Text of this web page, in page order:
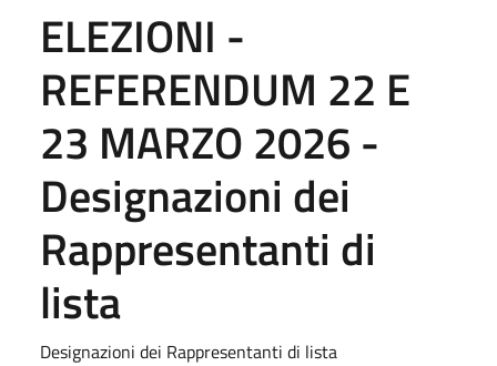
ELEZIONI -
REFERENDUM 22 E
23 MARZO 2026 -
Designazioni dei
Rappresentanti di
lista
Designazioni dei Rappresentanti di lista